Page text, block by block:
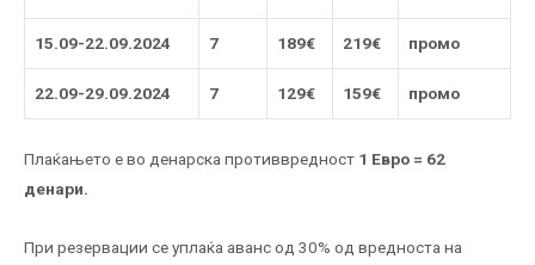
15.09-22.09.2024 7 189€ 219€ промо
22.09-29.09.2024 7 129€ 159€ промо
Плаќањето е во денарска противвредност 1 Евро = 62
денари.
При резервации се уплаќа аванс од 30% од вредноста на